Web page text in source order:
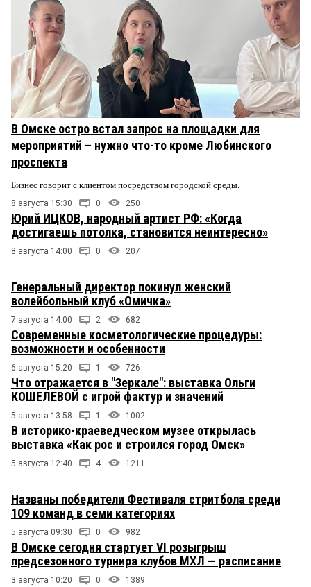
В Омске остро встал запрос на площадки для
мероприятий – нужно что-то кроме Любинского
проспекта
Бизнес говорит с клиентом посредством городской среды.
8 августа 15:30 0 250
Юрий ИЦКОВ, народный артист РФ: «Когда
достигаешь потолка, становится неинтересно»
8 августа 14:00 0 207
Генеральный директор покинул женский
волейбольный клуб «Омичка»
7 августа 14:00 2 682
Современные косметологические процедуры:
возможности и особенности
6 августа 15:20 1 726
Что отражается в "Зеркале": выставка Ольги
КОШЕЛЕВОЙ с игрой фактур и значений
5 августа 13:58 1 1002
В историко-краеведческом музее открылась
выставка «Как рос и строился город Омск»
5 августа 12:40 4 1211
Названы победители Фестиваля стритбола среди
109 команд в семи категориях
5 августа 09:30 0 982
В Омске сегодня стартует VI розыгрыш
предсезонного турнира клубов МХЛ — расписание
3 августа 10:20 0 1389